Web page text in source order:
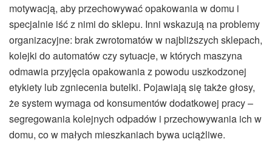
motywacją, aby przechowywać opakowania w domu i
specjalnie iść z nimi do sklepu. Inni wskazują na problemy
organizacyjne: brak zwrotomatów w najbliższych sklepach,
kolejki do automatów czy sytuacje, w których maszyna
odmawia przyjęcia opakowania z powodu uszkodzonej
etykiety lub zgniecenia butelki. Pojawiają się także głosy,
że system wymaga od konsumentów dodatkowej pracy –
segregowania kolejnych odpadów i przechowywania ich w
domu, co w małych mieszkaniach bywa uciążliwe.